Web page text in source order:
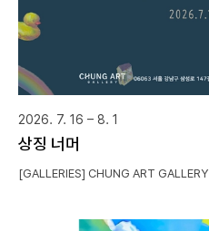
2026. 7. 16 – 8. 1
상징 너머
[GALLERIES] CHUNG ART GALLERY